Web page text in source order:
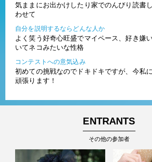
気ままにお出かけしたり家でのんびり読書
わせて
自分を説明するならどんな人か
よく笑う好奇心旺盛でマイペース、好き嫌
いてネコみたいな性格
コンテストへの意気込み
初めての挑戦なのでドキドキですが、今私
頑張ります！
ENTRANTS
その他の参加者